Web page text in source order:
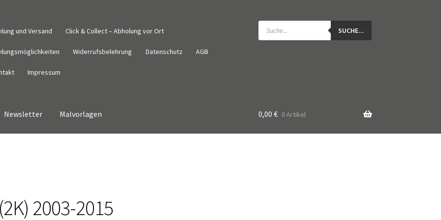
und Versand Click & Collect – Abholung vor Ort
Widerrufsbelehrung Datenschutz AGB
Impressum
Products
search SUCHE...
Newsletter Malvorlagen 0,00 € 0 Artikel
2003-2015